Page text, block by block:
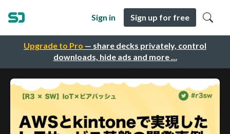
Upgrade to Pro — share decks privately, control
downloads, hide ads and more …
Sign in Sign up for free